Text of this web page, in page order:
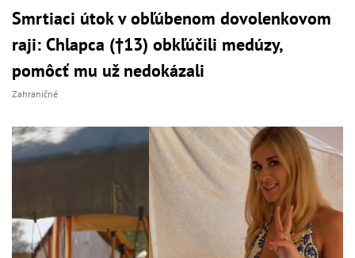
Smrtiaci útok v obľúbenom dovolenkovom
raji: Chlapca (†13) obkľúčili medúzy,
pomôcť mu už nedokázali
Zahraničné